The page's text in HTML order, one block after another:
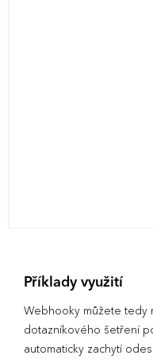
Příklady využití
Webhooky můžete tedy
dotazníkového šetření
automaticky zachytí